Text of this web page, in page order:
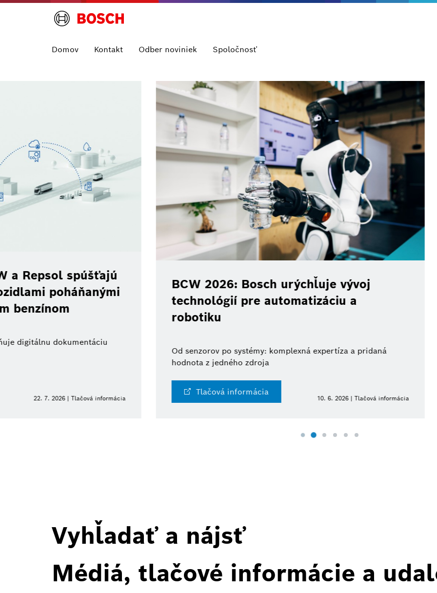
Domov Kontakt Odber noviniek Spoločnosť
BCW 2026: Bosch urýchľuje vývoj
technológií pre automatizáciu a
robotiku
Od senzorov po systémy: komplexná expertíza a pridaná
Trh s
spoločnosti
Vyhľadať a nájsť
Médiá, tlačové informácie a